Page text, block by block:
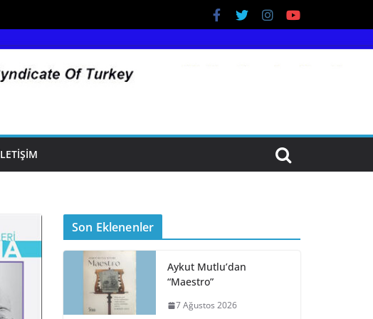
Son Eklenenler
Aykut Mutlu’dan
“Maestro”
7 Ağustos 2026